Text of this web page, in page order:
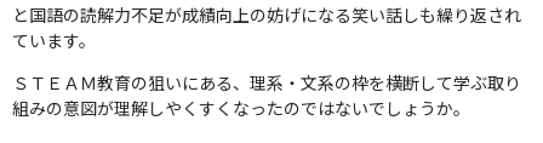
と国語の読解力不足が成績向上の妨げになる笑い話しも繰り返され
ています。
ＳＴＥＡＭ教育の狙いにある、理系・文系の枠を横断して学ぶ取り
組みの意図が理解しやくすくなったのではないでしょうか。